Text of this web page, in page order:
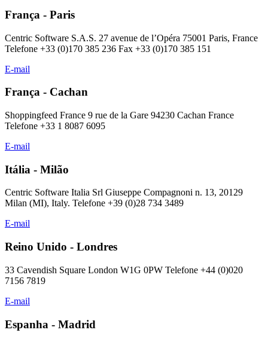
França - Paris
Centric Software S.A.S. 27 avenue de l’Opéra 75001 Paris, France
Telefone +33 (0)170 385 236 Fax +33 (0)170 385 151
E-mail
França - Cachan
Shoppingfeed France 9 rue de la Gare 94230 Cachan France
Telefone +33 1 8087 6095
E-mail
Itália - Milão
Centric Software Italia Srl Giuseppe Compagnoni n. 13, 20129
Milan (MI), Italy. Telefone +39 (0)28 734 3489
E-mail
Reino Unido - Londres
33 Cavendish Square London W1G 0PW Telefone +44 (0)020
7156 7819
E-mail
Espanha - Madrid